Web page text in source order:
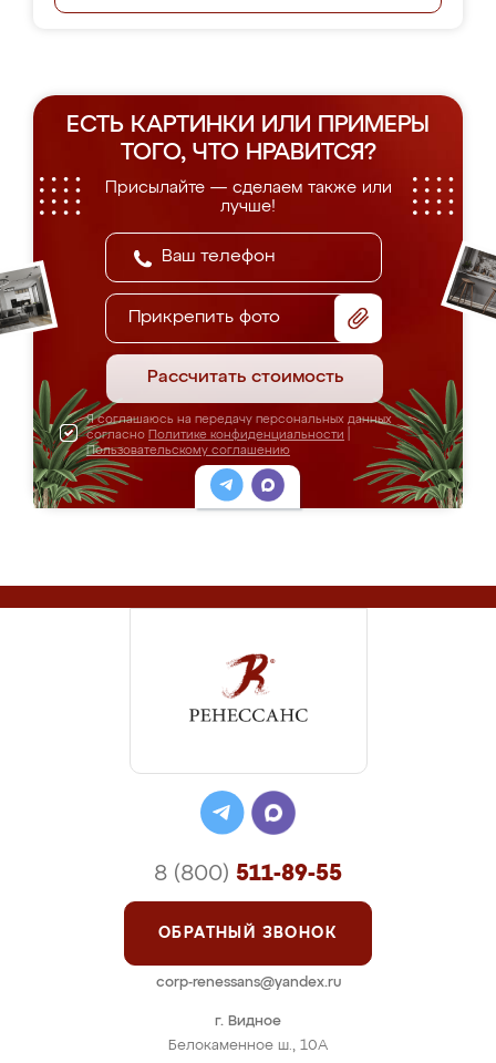
ЕСТЬ КАРТИНКИ ИЛИ ПРИМЕРЫ
ТОГО, ЧТО НРАВИТСЯ?
Присылайте — сделаем также или
лучше!
Прикрепить фото
Рассчитать стоимость
Я соглашаюсь на передачу персональных данных
согласно Политике конфиденциальности
Пользовательскому соглашению
г. Видное
Белокаменное ш., 10А
8 (800) 511-89-55
ОБРАТНЫЙ ЗВОНОК
corp-renessans@yandex.ru